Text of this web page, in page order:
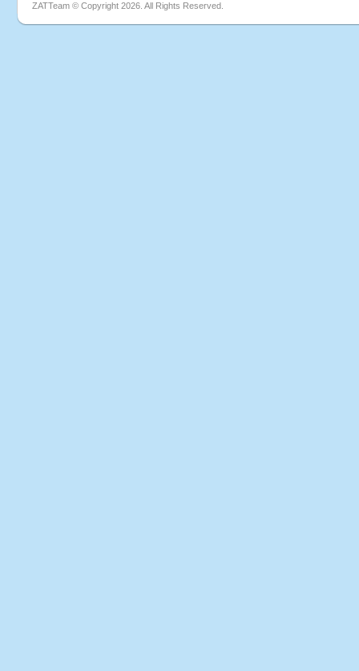
ZATTeam © Copyright 2026. All Rights Reserved.